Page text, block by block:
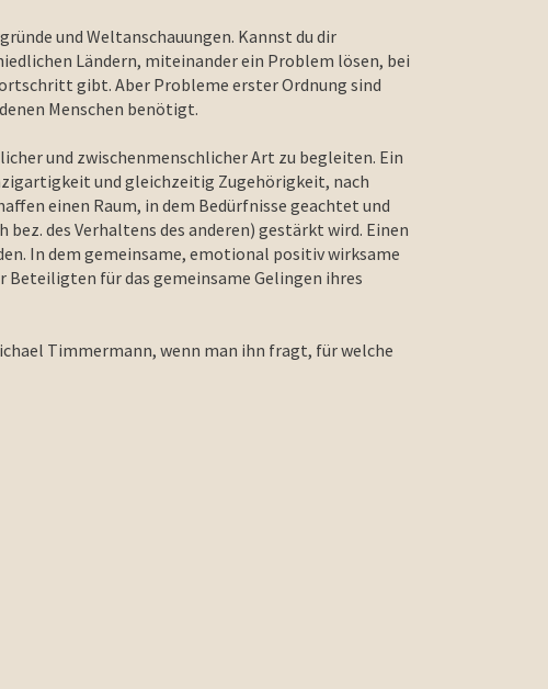
und Weltanschauungen. Kannst du dir
Ländern, miteinander ein Problem lösen, bei
gibt. Aber Probleme erster Ordnung sind
Menschen benötigt.
und zwischenmenschlicher Art zu begleiten. Ein
und gleichzeitig Zugehörigkeit, nach
einen Raum, in dem Bedürfnisse geachtet und
des Verhaltens des anderen) gestärkt wird. Einen
In dem gemeinsame, emotional positiv wirksame
für das gemeinsame Gelingen ihres
Timmermann, wenn man ihn fragt, für welche